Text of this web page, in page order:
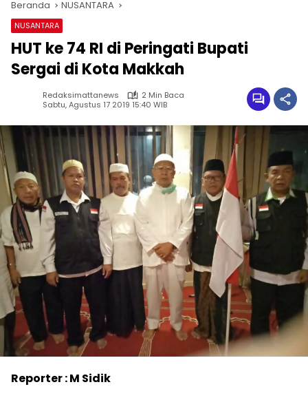
Beranda NUSANTARA
NUSANTARA
HUT ke 74 RI di Peringati Bupati
Sergai di Kota Makkah
Redaksimattanews
2 Min Baca
Sabtu, Agustus 17 2019 15:40 WIB
Reporter : M Sidik